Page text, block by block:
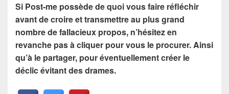
Si Post-me possède de quoi vous faire réfléchir
avant de croire et transmettre au plus grand
nombre de fallacieux propos, n’hésitez en
revanche pas à cliquer pour vous le procurer. Ainsi
qu’à le partager, pour éventuellement créer le
déclic évitant des drames.